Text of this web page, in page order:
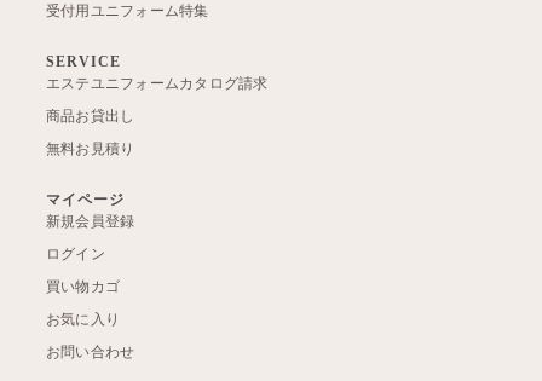
受付用ユニフォーム特集
SERVICE
エステユニフォームカタログ請求
商品お貸出し
無料お見積り
マイページ
新規会員登録
ログイン
買い物カゴ
お気に入り
お問い合わせ